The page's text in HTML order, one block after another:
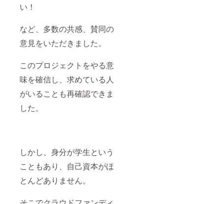
い！
など、多数の共感、賛同の
意見をいただきました。
このプロジェクトをやる意
味を確信し、求めている人
がいることも再確認できま
した。
しかし、身分が学生という
こともあり、自己資本がほ
とんどありません。